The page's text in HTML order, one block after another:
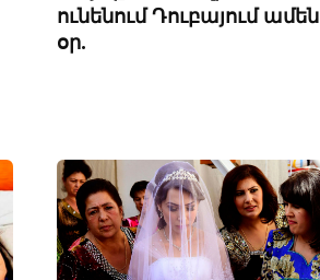
ունենում Դուբայում ամեն
օր.